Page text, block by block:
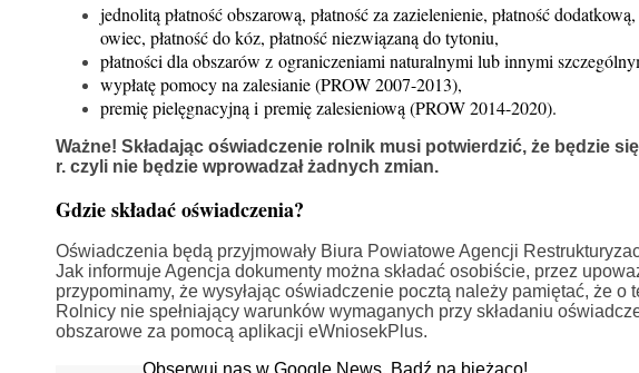
jednolitą płatność obszarową, płatność za zazielenienie, płatność
owiec, płatność do kóz, płatność niezwiązaną do tytoniu,
płatności dla obszarów z ograniczeniami naturalnymi lub innymi
wypłatę pomocy na zalesianie (PROW 2007-2013),
premię pielęgnacyjną i premię zalesieniową (PROW 2014-2020).
Ważne! Składając oświadczenie rolnik musi potwierdzić, że będzie
r. czyli nie będzie wprowadzał żadnych zmian.
Gdzie składać oświadczenia?
Oświadczenia będą przyjmowały Biura Powiatowe Agencji
Jak informuje Agencja dokumenty można składać osobiście, przez
przypominamy, że wysyłając oświadczenie pocztą należy pamiętać, że
Rolnicy nie spełniający warunków wymaganych przy składaniu
obszarowe za pomocą aplikacji eWniosekPlus.
Obserwuj nas w Google News. Bądź na bieżąco!